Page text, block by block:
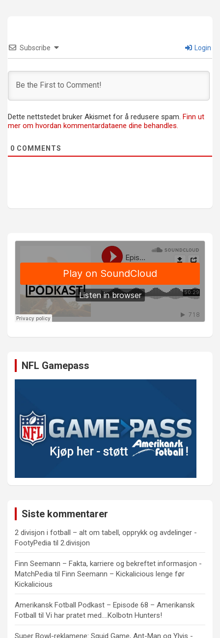
Subscribe Login
Dette nettstedet bruker Akismet for å redusere spam. Finn ut
mer om hvordan kommentardataene dine behandles.
0 COMMENTS
NFL Gamepass
Siste kommentarer
2 divisjon i fotball – alt om tabell, opprykk og avdelinger -
FootyPedia til 2.divisjon
Finn Seemann – Fakta, karriere og bekreftet informasjon -
MatchPedia til Finn Seemann – Kickalicious lenge før
Kickalicious
Amerikansk Fotball Podkast – Episode 68 – Amerikansk
Fotball til Vi har pratet med….Kolbotn Hunters!
Super Bowl-reklamene: Squid Game, Ant-Man og Ylvis -